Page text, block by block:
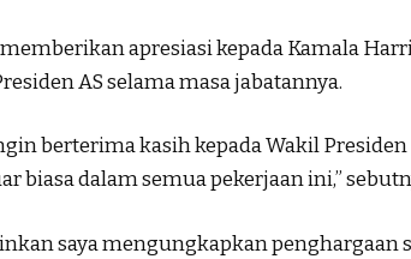
apresiasi kepada Kamala
AS selama masa jabatannya.
berterima kasih kepada Wakil
biasa dalam semua pekerjaan ini,”
saya mengungkapkan penghargaan